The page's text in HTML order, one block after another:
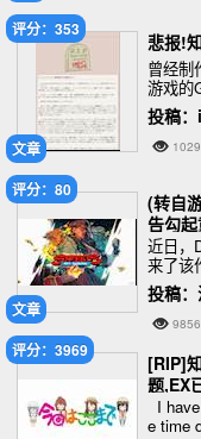
文章
评分：353
悲报!
曾经制
游戏的
队正式
投稿
文章
评分：80
(转自
告勾
近日，
来了该
度过无
投稿
评分：3969
[RIP]
题,EX
各位
I
e time